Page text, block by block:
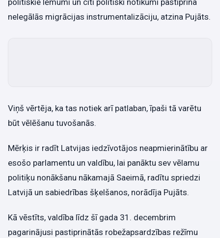
nelegālās migrācijas instrumentalizāciju, atzina Pujāts.
Viņš vērtēja, ka tas notiek arī patlaban, īpaši tā varētu
būt vēlēšanu tuvošanās.
Mērķis ir radīt Latvijas iedzīvotājos neapmierinātību ar
esošo parlamentu un valdību, lai panāktu sev vēlamu
politiķu nonākšanu nākamajā Saeimā, radītu spriedzi
Latvijā un sabiedrības šķelšanos, norādīja Pujāts.
Kā vēstīts, valdība līdz šī gada 31. decembrim
pagarinājusi pastiprinātās robežapsardzības režīmu